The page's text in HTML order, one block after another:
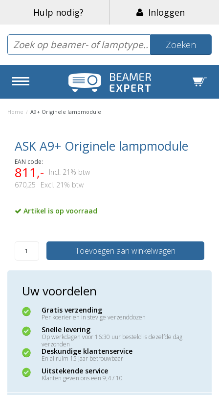
Hulp nodig? Inloggen
Zoeken
Home / A9+ Originele lampmodule
ASK A9+ Originele lampmodule
EAN code:
811,-
Incl. 21% btw
670,25
Excl. 21% btw
Artikel is op voorraad
Toevoegen aan winkelwagen
Uw voordelen
Gratis verzending
Per koerier en in stevige verzenddozen
Snelle levering
Op werkdagen voor 16:30 uur besteld is dezelfde dag
verzonden
Deskundige klantenservice
En al ruim 15 jaar betrouwbaar
Uitstekende service
Klanten geven ons een 9,4 / 10